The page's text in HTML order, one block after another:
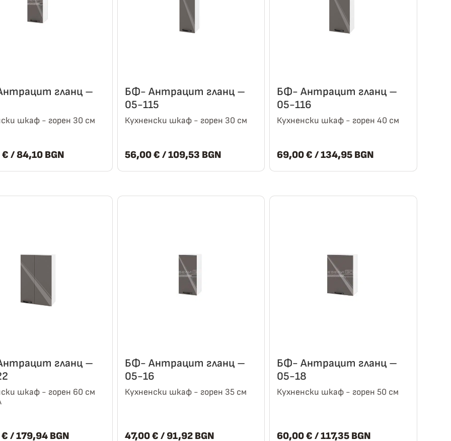
гланц –
шкаф - горен 30 см
€ / 84,10 BGN
БФ- Антрацит гланц –
05-115
Кухненски шкаф - горен 30 см
56,00€ / 109,53 BGN
БФ- Антрацит гланц –
05-116
Кухненски шкаф - горен 40 см
69,00€ / 134,95 BGN
гланц –
шкаф - горен 60 см
€ / 179,94 BGN
БФ- Антрацит гланц –
05-16
Кухненски шкаф - горен 35 см
47,00€ / 91,92 BGN
БФ- Антрацит гланц –
05-18
Кухненски шкаф - горен 50 см
60,00€ / 117,35 BGN